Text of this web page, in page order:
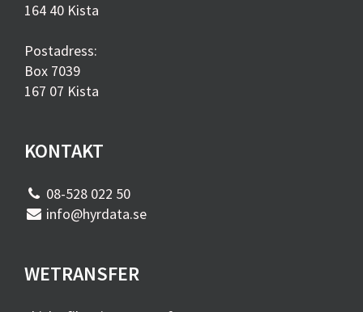
164 40 Kista
Postadress:
Box 7039
167 07 Kista
KONTAKT
08-528 022 50
info@hyrdata.se
WETRANSFER